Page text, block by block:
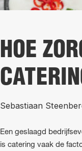
HOE
Sebastiaan
Een geslaagd
is catering vaak de